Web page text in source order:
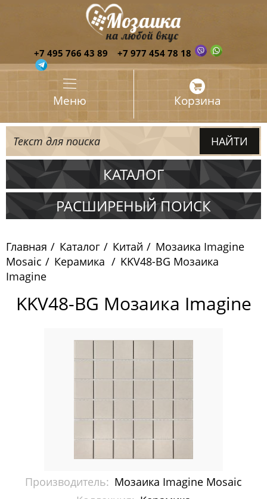
+7 495 766 43 89 +7 977 454 78 18
Меню Корзина
КАТАЛОГ
Испания
Китай
Pixelmosaic
Зеркала NS Bath
Керамогранит Staro
Мозаика Bars Crystal Mosaic
Мозаика Bonaparte
РАСШИРЕНЫЙ ПОИСК
Главная Каталог Китай
Мозаика Imagine
Mosaic
Керамика
KKV48-BG Мозаика
Imagine
KKV48-BG Мозаика Imagine
Производитель: Мозаика Imagine Mosaic